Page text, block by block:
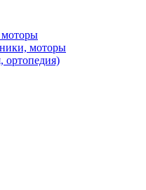
моторы
моторы
ортопедия)